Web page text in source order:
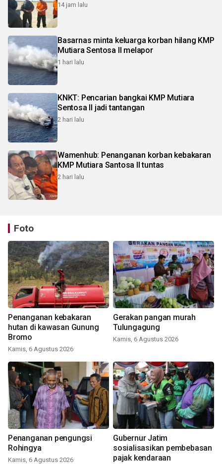
14 jam lalu
Basarnas minta keluarga korban hilang KMP
Mutiara Sentosa II melapor
1 hari lalu
KNKT: Pencarian bangkai KMP Mutiara
Sentosa II jadi tantangan
2 hari lalu
Wamenhub: Penanganan korban kebakaran
KMP Mutiara Santosa II tuntas
2 hari lalu
Foto
Penanganan kebakaran
hutan di kawasan Gunung
Bromo
Kamis, 6 Agustus 2026
Gerakan pangan murah
Tulungagung
Kamis, 6 Agustus 2026
Penanganan pengungsi
Rohingya
Kamis, 6 Agustus 2026
Gubernur Jatim
sosialisasikan pembebasan
pajak kendaraan